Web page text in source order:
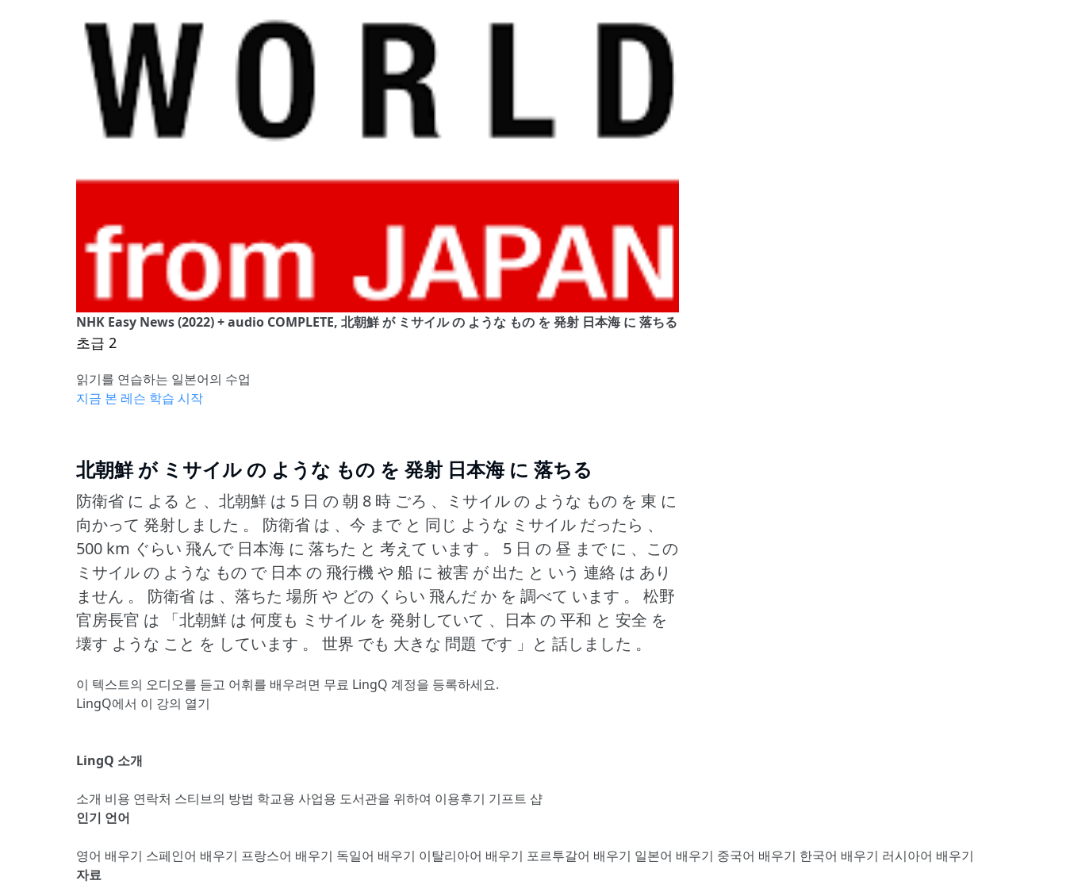
NHK Easy News (2022) + audio COMPLETE, 北朝鮮 が ミサイル の ような もの を 発射 日本海 に 落ちる
초급 2
읽기를 연습하는 일본어의 수업
지금 본 레슨 학습 시작
北朝鮮 が ミサイル の ような もの を 発射 日本海 に 落ちる
防衛省 に よる と 、北朝鮮 は 5 日 の 朝 8 時 ごろ 、ミサイル の ような もの を 東 に
向かって 発射しました 。
防衛省 は 、今 まで と 同じ ような ミサイル だったら 、
500 km ぐらい 飛んで 日本海 に 落ちた と 考えて います 。
5 日 の 昼 まで に 、この
ミサイル の ような もの で 日本 の 飛行機 や 船 に 被害 が 出た と いう 連絡 は あり
ません 。
防衛省 は 、落ちた 場所 や どの くらい 飛んだ か を 調べて います 。
松野
官房長官 は 「北朝鮮 は 何度も ミサイル を 発射していて 、日本 の 平和 と 安全 を
壊す ような こと を しています 。
世界 でも 大きな 問題 です 」と 話しました 。
이 텍스트의 오디오를 듣고 어휘를 배우려면 무료 LingQ 계정을 등록하세요.
LingQ에서 이 강의 열기
LingQ 소개
소개 비용 연락처 스티브의 방법 학교용 사업용 도서관을 위하여 이용후기 기프트 샵
인기 언어
영어 배우기 스페인어 배우기 프랑스어 배우기 독일어 배우기 이탈리아어 배우기 포르투갈어 배우기 일본어 배우기 중국어 배우기 한국어 배우기 러시아어 배우기
자료